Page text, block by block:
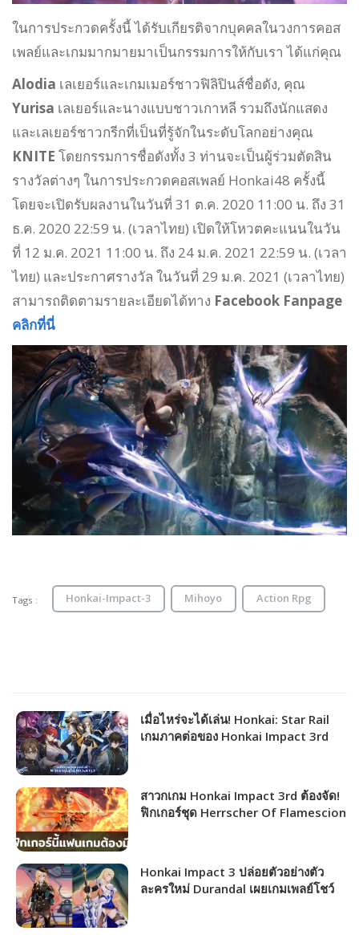
ในการประกวดครั้งนี้ ได้รับเกียรติจากบุคคลในวงการคอส
เพลย์และเกมมากมายมาเป็นกรรมการให้กับเรา ได้แก่คุณ
Alodia เลเยอร์และเกมเมอร์ชาวฟิลิปินส์ชื่อดัง, คุณ
Yurisa เลเยอร์และนางแบบชาวเกาหลี รวมถึงนักแสดง
และเลเยอร์ชาวกรีกที่เป็นที่รู้จักในระดับโลกอย่างคุณ
KNITE โดยกรรมการชื่อดังทั้ง 3 ท่านจะเป็นผู้ร่วมตัดสิน
รางวัลต่างๆ ในการประกวดคอสเพลย์ Honkai48 ครั้งนี้
โดยจะเปิดรับผลงานในวันที่ 31 ต.ค. 2020 11:00 น. ถึง 31
ธ.ค. 2020 22:59 น. (เวลาไทย) เปิดให้โหวตคะแนนในวัน
ที่ 12 ม.ค. 2021 11:00 น. ถึง 24 ม.ค. 2021 22:59 น. (เวลา
ไทย) และประกาศรางวัล ในวันที่ 29 ม.ค. 2021 (เวลาไทย)
สามารถติดตามรายละเอียดได้ทาง Facebook Fanpage
คลิกที่นี่
Tags : Honkai-Impact-3 Mihoyo Action Rpg
เมื่อไหร่จะได้เล่น! Honkai: Star Rail
เกมภาคต่อของ Honkai Impact 3rd
สาวกเกม Honkai Impact 3rd ต้องจัด!
ฟิกเกอร์ชุด Herrscher Of Flamescion
Honkai Impact 3 ปล่อยตัวอย่างตัว
ละครใหม่ Durandal เผยเกมเพลย์โชว์